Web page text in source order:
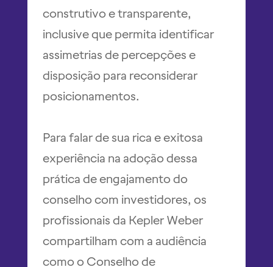
construtivo e transparente,
inclusive que permita identificar
assimetrias de percepções e
disposição para reconsiderar
posicionamentos.
Para falar de sua rica e exitosa
experiência na adoção dessa
prática de engajamento do
conselho com investidores, os
profissionais da Kepler Weber
compartilham com a audiência
como o Conselho de